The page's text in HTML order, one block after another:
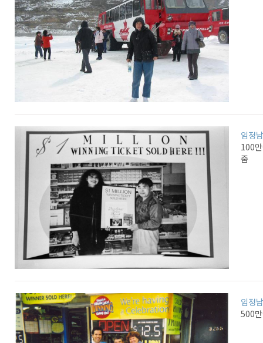
임정남
100
줌
임정남
500